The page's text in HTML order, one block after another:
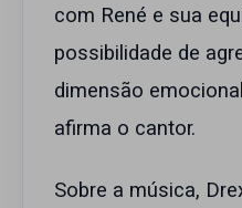
com René e sua
possibilidade de
dimensão
afirma o cantor.
Sobre a música,